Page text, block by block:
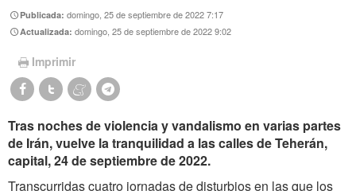
Publicada:domingo, 25 de septiembre de 2022 7:17
Actualizada:domingo, 25 de septiembre de 2022 9:02
Imprimir
Tras noches de violencia y vandalismo en varias partes
de Irán, vuelve la tranquilidad a las calles de Teherán,
capital, 24 de septiembre de 2022.
Transcurridas cuatro jornadas de disturbios en las que los